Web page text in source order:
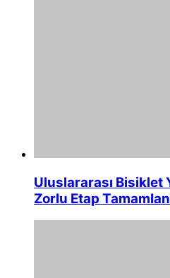
Uluslararası Bisiklet
Zorlu Etap